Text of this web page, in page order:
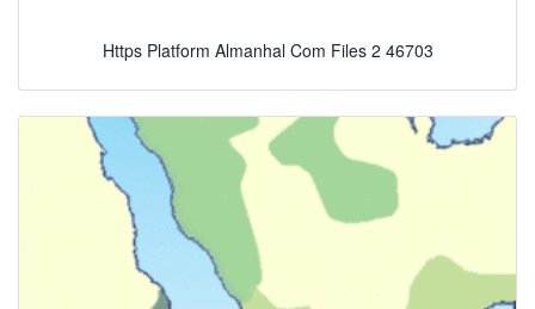
Https Platform Almanhal Com Files 2 46703